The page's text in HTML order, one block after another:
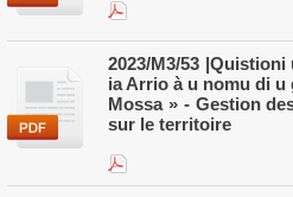
2023/M3/53
ia Arrio à u nomu di
Mossa » - Gestion
sur le territoire